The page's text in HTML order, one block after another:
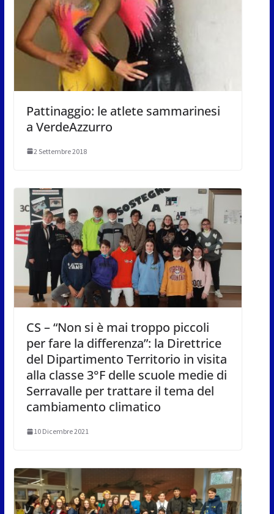
Pattinaggio: le atlete sammarinesi
a VerdeAzzurro
2 Settembre 2018
CS – “Non si è mai troppo piccoli
per fare la differenza”: la Direttrice
del Dipartimento Territorio in visita
alla classe 3°F delle scuole medie di
Serravalle per trattare il tema del
cambiamento climatico
10 Dicembre 2021